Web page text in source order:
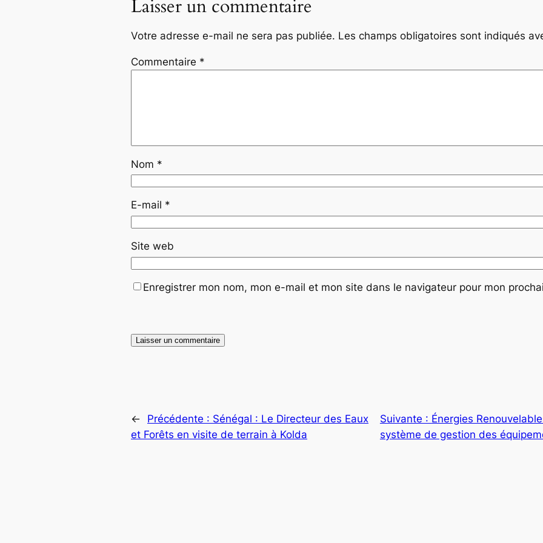
Laisser un commentaire
Votre adresse e-mail ne sera pas publiée. Les champs obligatoires sont indiqués
Commentaire *
Nom *
E-mail *
Site web
Enregistrer mon nom, mon e-mail et mon site dans le navigateur pour mon
← Précédente : Sénégal : Le Directeur des Eaux
et Forêts en visite de terrain à Kolda
Suivante : Énergies
système de gestion des